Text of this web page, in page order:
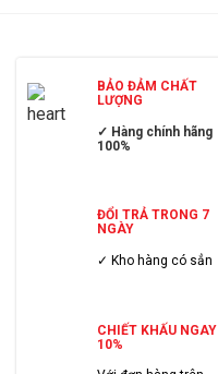
BẢO ĐẢM CHẤT
LƯỢNG
✓ Hàng chính hãng
100%
ĐỔI TRẢ TRONG 7
NGÀY
✓ Kho hàng có sẳn
CHIẾT KHẤU NGAY
10%